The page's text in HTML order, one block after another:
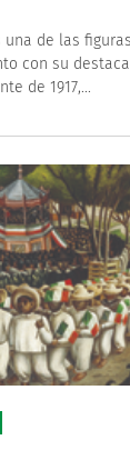
una de las
con su
de 1917,...